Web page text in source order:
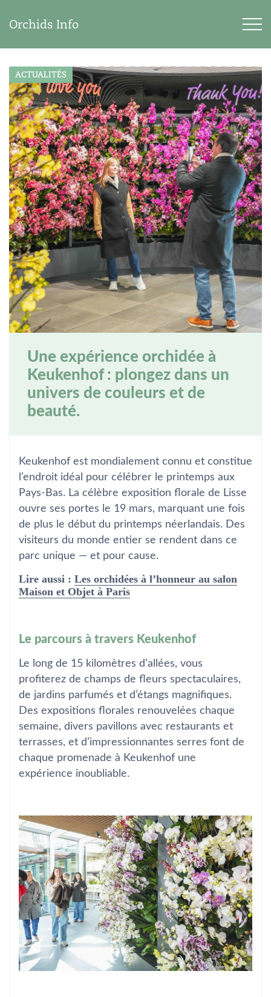
Orchids Info
ACTUALITÉS
Une expérience orchidée à
Keukenhof : plongez dans un
univers de couleurs et de
beauté.
Keukenhof est mondialement connu et constitue
l’endroit idéal pour célébrer le printemps aux
Pays-Bas. La célèbre exposition florale de Lisse
ouvre ses portes le 19 mars, marquant une fois
de plus le début du printemps néerlandais. Des
visiteurs du monde entier se rendent dans ce
parc unique — et pour cause.
Lire aussi : Les orchidées à l’honneur au salon
Maison et Objet à Paris
Le parcours à travers Keukenhof
Le long de 15 kilomètres d’allées, vous
profiterez de champs de fleurs spectaculaires,
de jardins parfumés et d’étangs magnifiques.
Des expositions florales renouvelées chaque
semaine, divers pavillons avec restaurants et
terrasses, et d’impressionnantes serres font de
chaque promenade à Keukenhof une
expérience inoubliable.